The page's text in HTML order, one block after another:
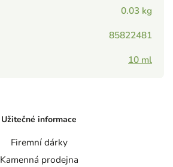
0.03 kg
85822481
10 ml
Užitečné informace
Firemní dárky
Kamenná prodejna